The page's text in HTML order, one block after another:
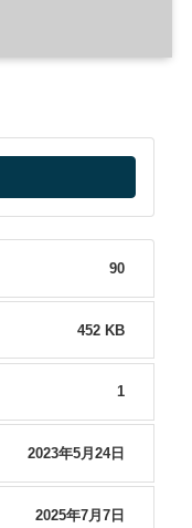
90
452 KB
1
2023年5月24日
2025年7月7日